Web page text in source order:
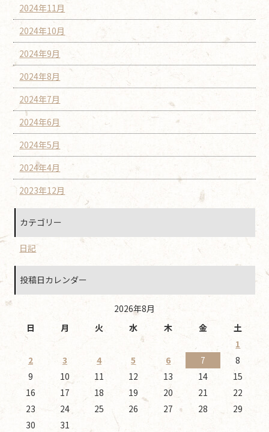
2024年11月
2024年10月
2024年9月
2024年8月
2024年7月
2024年6月
2024年5月
2024年4月
2023年12月
カテゴリー
日記
投稿日カレンダー
2026年8月
日
月 火 水 木 金
土
1
2
3 4 5 6 7
8
9
10 11 12 13 14
15
16
17 18 19 20 21
22
23
24 25 26 27 28
29
30
31